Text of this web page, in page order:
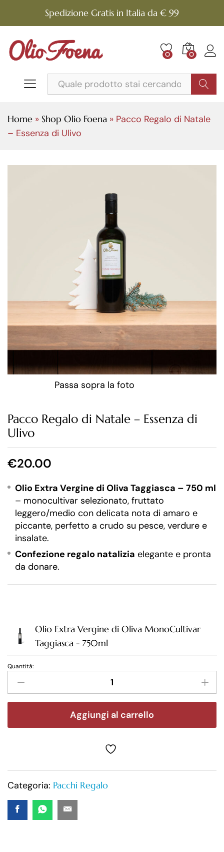
Spedizione Gratis in Italia da € 99
0 0
Home » Shop Olio Foena » Pacco Regalo di Natale
– Essenza di Ulivo
Passa sopra la foto
Pacco Regalo di Natale – Essenza di
Ulivo
€20.00
Olio Extra Vergine di Oliva Taggiasca – 750 ml
– monocultivar selezionato, fruttato
leggero/medio con delicata nota di amaro e
piccante, perfetto a crudo su pesce, verdure e
insalate.
Confezione regalo natalizia elegante e pronta
da donare.
Olio Extra Vergine di Oliva MonoCultivar
Taggiasca - 750ml
Quantità:
Aggiungi al carrello
Categoria: Pacchi Regalo